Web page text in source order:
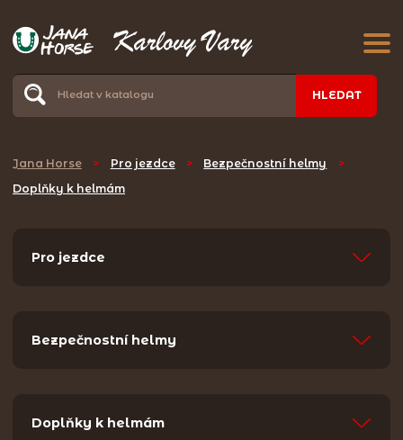
HLEDAT
Jana Horse > Pro jezdce > Bezpečnostní helmy
>
Doplňky k helmám
Pro jezdce
Bezpečnostní helmy
Doplňky k helmám